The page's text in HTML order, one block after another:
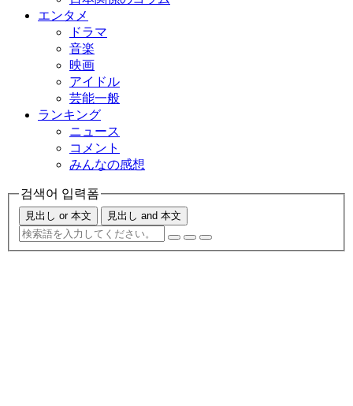
エンタメ
ドラマ
音楽
映画
アイドル
芸能一般
ランキング
ニュース
コメント
みんなの感想
검색어 입력폼
見出し or 本文 見出し and 本文